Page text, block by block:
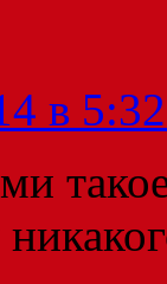
в